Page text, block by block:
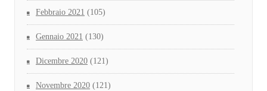
Febbraio 2021 (105)
Gennaio 2021 (130)
Dicembre 2020 (121)
Novembre 2020 (121)